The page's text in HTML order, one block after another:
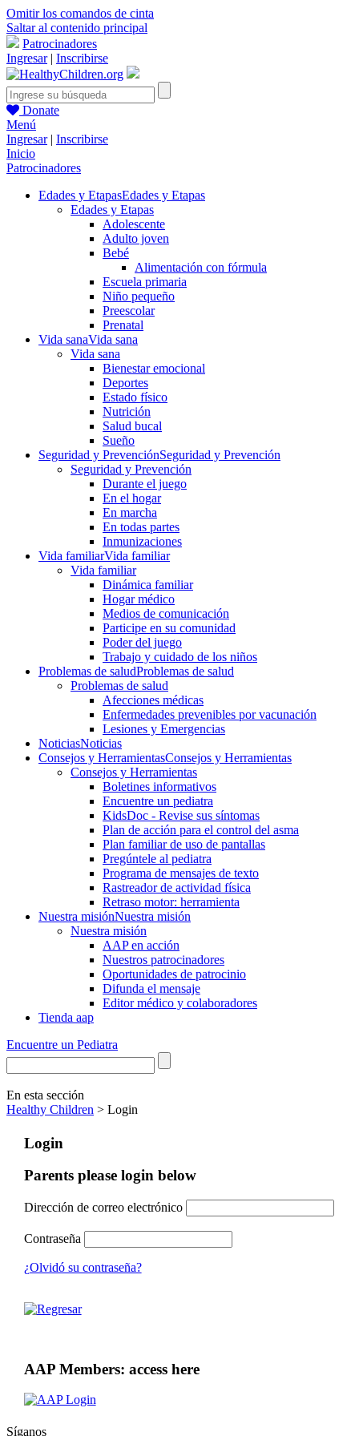
Omitir los comandos de cinta
Saltar al contenido principal
Patrocinadores
Ingresar| Inscribirse
Donate
Menú
Ingresar| Inscribirse
Inicio
Patrocinadores
Edades y EtapasEdades y Etapas
Edades y Etapas
Adolescente
Adulto joven
Bebé
Alimentación con fórmula
Escuela primaria
Niño pequeño
Preescolar
Prenatal
Vida sanaVida sana
Vida sana
Bienestar emocional
Deportes
Estado físico
Nutrición
Salud bucal
Sueño
Seguridad y PrevenciónSeguridad y Prevención
Seguridad y Prevención
Durante el juego
En el hogar
En marcha
En todas partes
Inmunizaciones
Vida familiarVida familiar
Vida familiar
Dinámica familiar
Hogar médico
Medios de comunicación
Participe en su comunidad
Poder del juego
Trabajo y cuidado de los niños
Problemas de saludProblemas de salud
Problemas de salud
Afecciones médicas
Enfermedades prevenibles por vacunación
Lesiones y Emergencias
NoticiasNoticias
Consejos y HerramientasConsejos y Herramientas
Consejos y Herramientas
Boletines informativos
Encuentre un pediatra
KidsDoc - Revise sus síntomas
Plan de acción para el control del asma
Plan familiar de uso de pantallas
Pregúntele al pediatra
Programa de mensajes de texto
Rastre​​ador de activida​d física
Retraso motor: herramienta
Nuestra misiónNuestra misión
Nuestra misión
AAP en acción
Nuestros patrocinadores
Oportunidades de patrocinio
Difunda el mensaje
Editor médico y colaboradores
Tienda aap
Encuentre un Pediatra
En esta sección
Healthy Children > Login
Login
Parents please login below
Dirección de correo electrónico
Contraseña
¿Olvidó su contraseña?
AAP Members: access here
Síganos